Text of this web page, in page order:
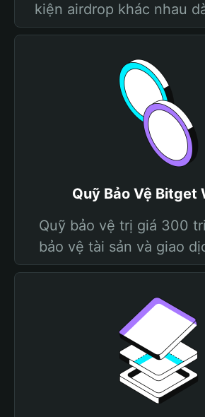
kiện airdrop khác nhau
Quỹ Bảo Vệ Bitget
Quỹ bảo vệ trị giá 300
bảo vệ tài sản và giao